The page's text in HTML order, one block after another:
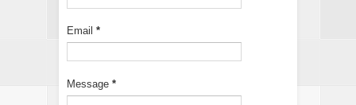
Email *
Message *